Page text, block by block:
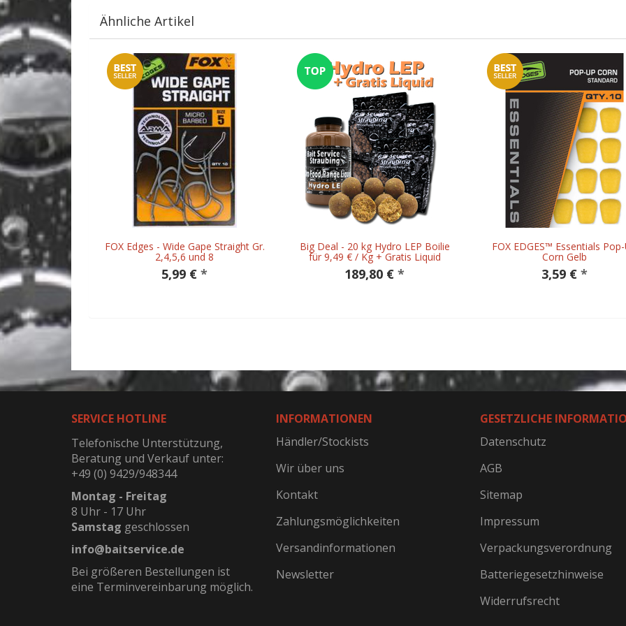
Ähnliche Artikel
FOX Edges - Wide Gape Straight Gr.
2,4,5,6 und 8
5,99 € *
Big Deal - 20 kg Hydro LEP Boilie
für 9,49 € / Kg + Gratis Liquid
189,80 € *
FOX EDGES™ Essentials
Corn Gelb
3,59 € *
SERVICE HOTLINE
Telefonische Unterstützung,
Beratung und Verkauf unter:
+49 (0) 9429/948344
Montag - Freitag
8 Uhr - 17 Uhr
Samstag geschlossen
info@baitservice.de
Bei größeren Bestellungen ist
eine Terminvereinbarung möglich.
INFORMATIONEN
Händler/Stockists
Wir über uns
Kontakt
Zahlungsmöglichkeiten
Versandinformationen
Newsletter
GESETZLICHE
Datenschutz
AGB
Sitemap
Impressum
Verpackungsverordnung
Batteriegesetzhinweise
Widerrufsrecht